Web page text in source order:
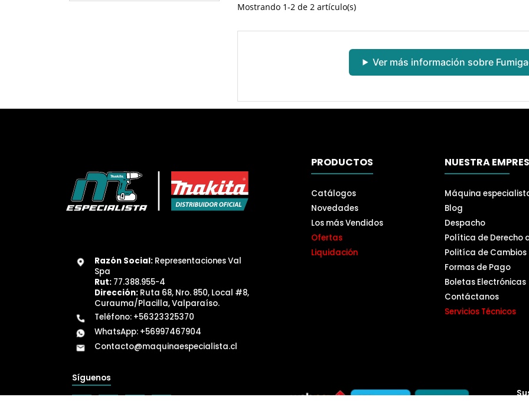
Mostrando 1-2 de 2 artículo(s)
Ver más información sobre
Razón Social: Representaciones Val
Spa
Rut: 77.388.955-4
Dirección: Ruta 68, Nro. 850, Local #8,
Curauma/Placilla, Valparaíso.
Teléfono: +56323325370
WhatsApp: +56997467904
Contacto@maquinaespecialista.cl
PRODUCTOS
Catálogos
Novedades
Los más Vendidos
Ofertas
Liquidación
NUESTRA
Máquina
Blog
Despacho
Política de Derecho
Politíca de Cambios
Formas de Pago
Boletas Electrónicas
Contáctanos
Servicios Técnicos
Síguenos